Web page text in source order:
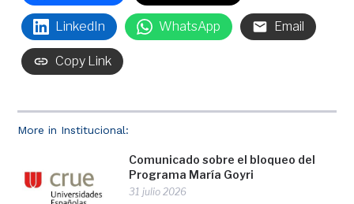
More in Institucional:
Comunicado sobre el bloqueo del
Programa María Goyri
31 julio 2026
LinkedIn WhatsApp Email
Copy Link